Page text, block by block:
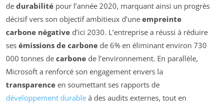
de durabilité pour l’année 2020, marquant ainsi un progrès
décisif vers son objectif ambitieux d’une empreinte
carbone négative d’ici 2030. L’entreprise a réussi à réduire
ses émissions de carbone de 6% en éliminant environ 730
000 tonnes de carbone de l’environnement. En parallèle,
Microsoft a renforcé son engagement envers la
transparence en soumettant ses rapports de
développement durable à des audits externes, tout en